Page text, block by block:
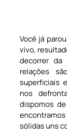
Você já
vivo,
decorrer
relações
superficiais
nos
dispomos
sólidas uns